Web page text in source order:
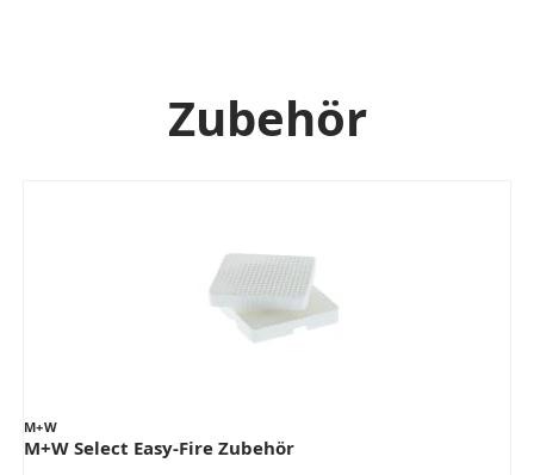
Zubehör
M+W
M+W Select Easy-Fire Zubehör